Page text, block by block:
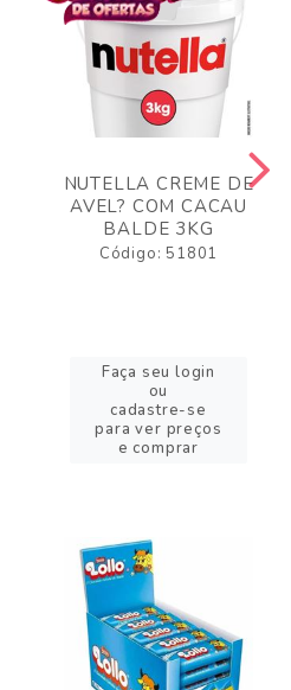
NUTELLA CREME DE
AVEL? COM CACAU
BALDE 3KG
Código: 51801
Faça seu login
ou
cadastre-se
para ver preços
e comprar